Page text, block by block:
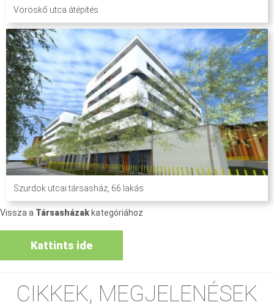
Vöröskő utca átépítés
Szurdok utcai társasház, 66 lakás
Vissza a Társasházak kategóriához
Kattints ide
CIKKEK, MEGJELENÉSEK